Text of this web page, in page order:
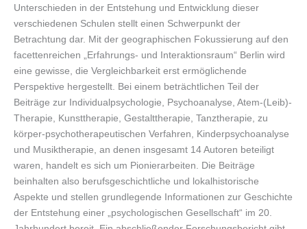
Unterschieden in der Entstehung und Entwicklung dieser
verschiedenen Schulen stellt einen Schwerpunkt der
Betrachtung dar. Mit der geographischen Fokussierung auf den
facettenreichen „Erfahrungs- und Interaktionsraum“ Berlin wird
eine gewisse, die Vergleichbarkeit erst ermöglichende
Perspektive hergestellt. Bei einem beträchtlichen Teil der
Beiträge zur Individualpsychologie, Psychoanalyse, Atem-(Leib)-
Therapie, Kunsttherapie, Gestalttherapie, Tanztherapie, zu
körper-psychotherapeutischen Verfahren, Kinderpsychoanalyse
und Musiktherapie, an denen insgesamt 14 Autoren beteiligt
waren, handelt es sich um Pionierarbeiten. Die Beiträge
beinhalten also berufsgeschichtliche und lokalhistorische
Aspekte und stellen grundlegende Informationen zur Geschichte
der Entstehung einer „psychologischen Gesellschaft“ im 20.